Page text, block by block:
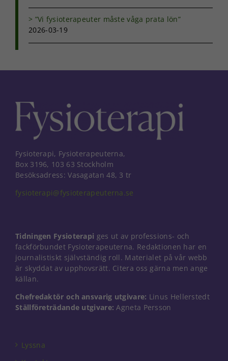
”Vi fysioterapeuter måste våga prata lön”
2026-03-19
Fysioterapi, Fysioterapeuterna,
Box 3196, 103 63 Stockholm
Besöksadress: Vasagatan 48, 3 tr
fysioterapi@fysioterapeuterna.se
Tidningen Fysioterapi ges ut av professions- och
fackförbundet Fysioterapeuterna. Redaktionen har en
journalistiskt självständig roll. Materialet på vår webb
är skyddat av upphovsrätt. Citera oss gärna men ange
källan.
Chefredaktör och ansvarig utgivare: Linus Hellerstedt
Ställföreträdande utgivare: Agneta Persson
Lyssna